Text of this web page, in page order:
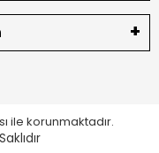
ile korunmaktadır.